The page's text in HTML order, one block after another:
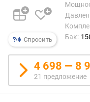
(
В
)
а
с
Спросить
Бак:
4 698 — 8
21 предложение